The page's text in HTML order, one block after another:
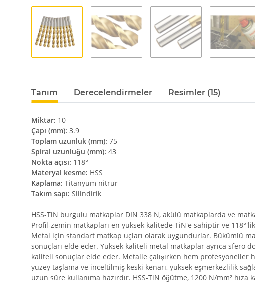
Tanım Derecelendirmeler Resimler (15)
Miktar: 10
Çapı (mm): 3.9
Toplam uzunluk (mm): 75
Spiral uzunluğu (mm): 43
Nokta açısı: 118°
Materyal kesme: HSS
Kaplama: Titanyum nitrür
Takım sapı: Silindirik
HSS-TiN burgulu matkaplar DIN 338 N, akülü matkaplarda ve
Profil-zemin matkapları en yüksek kalitede TiN'e sahiptir ve 118°'lik
Metal için standart matkap uçları olarak uygundurlar. Bükümlü
sonuçları elde eder. Yüksek kaliteli metal matkaplar ayrıca
kaliteli sonuçlar elde eder. Metalle çalışırken hem
yüzey taşlama ve inceltilmiş keski kenarı, yüksek eşmerkezlilik
uzun süre kullanıma hazırdır. HSS-TiN öğütme, 1200 N/mm²